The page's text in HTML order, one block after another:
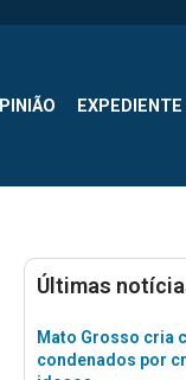
EXPEDIENTE
Últimas
Mato Grosso cria
condenados por